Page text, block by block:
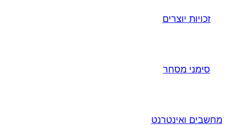
זכויות יוצרים
סימני מסחר
מחשבים ואינטרנט